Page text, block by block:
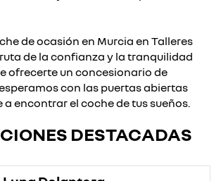
de ocasión en Murcia en Talleres
de la confianza y la tranquilidad
ofrecerte un concesionario de
con las puertas abiertas
encontrar el coche de tus sueños.
DESTACADAS